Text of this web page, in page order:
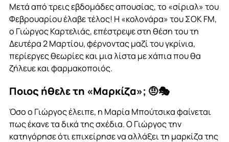
Μετά από τρεις εβδομάδες απουσίας, το «σίριαλ» του
Φεβρουαρίου έλαβε τέλος! Η «κολονάρα» του ΣΟΚ FM,
ο Γιώργος Καρτελιάς, επέστρεψε στη θέση του τη
Δευτέρα 2 Μαρτίου, φέρνοντας μαζί του γκρίνια,
περίεργες θεωρίες και μια λίστα με χάπια που θα
ζήλευε και φαρμακοποιός.
Ποιος ήθελε τη «Μαρκίζα»; 🤨🎭
Όσο ο Γιώργος έλειπε, η Μαρία Μπούτσικα φαίνεται
πως έκανε τα δικά της σχέδια. Ο Γιώργος την
κατηγόρησε ότι επιχείρησε να αλλάξει τη μαρκίζα της